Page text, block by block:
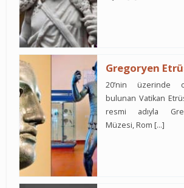
Gregoryen
20’nin üzerinde
bulunan Vatikan
resmi adıyla
Müzesi, Rom […]